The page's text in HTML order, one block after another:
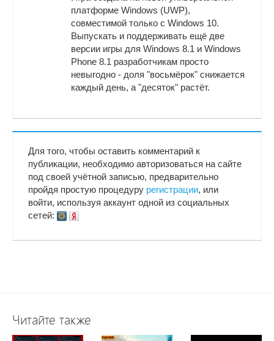
платформе Windows (UWP),
совместимой только с Windows 10.
Выпускать и поддерживать ещё две
версии игры для Windows 8.1 и Windows
Phone 8.1 разработчикам просто
невыгодно - доля "восьмёрок" снижается
каждый день, а "десяток" растёт.
Для того, чтобы оставить комментарий к
публикации, необходимо авторизоваться на сайте
под своей учётной записью, предварительно
пройдя простую процедуру регистрации, или
войти, используя аккаунт одной из социальных
сетей:
Читайте также